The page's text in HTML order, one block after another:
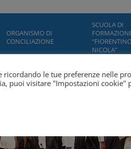
ORGANISMO DI
CONCILIAZIONE
SCUOLA DI
NICOLA”
le tue preferenze nelle
puoi visitare "Impostazioni cookie"